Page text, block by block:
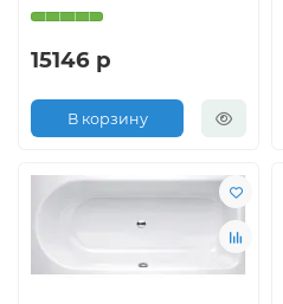
15146 р
В корзину